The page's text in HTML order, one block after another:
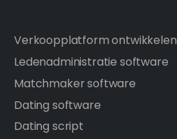
Verkoopplatform ontwikkelen
Ledenadministratie software
Matchmaker software
Dating software
Dating script